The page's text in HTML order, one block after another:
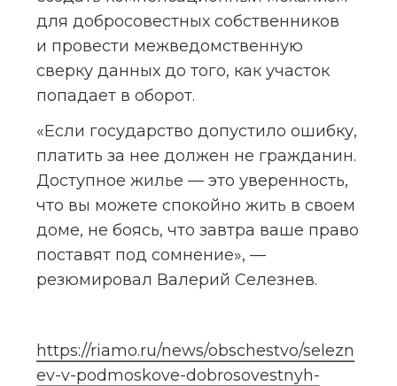
для добросовестных собственников
и провести межведомственную
сверку данных до того, как участок
попадает в оборот.
«Если государство допустило ошибку,
платить за нее должен не гражданин.
Доступное жилье — это уверенность,
что вы можете спокойно жить в своем
доме, не боясь, что завтра ваше право
поставят под сомнение», —
резюмировал Валерий Селезнев.
https://riamo.ru/news/obschestvo/selezn
ev-v-podmoskove-dobrosovestnyh-